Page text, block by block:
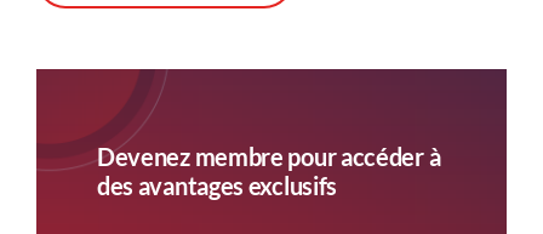
Devenez membre pour accéder à
des avantages exclusifs